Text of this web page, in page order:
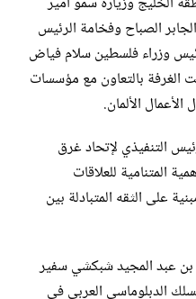
الصباح وفخامة الرئيس
وزراء فلسطين سلام فياض
الغرفة بالتعاون مع ‏مؤسسات
الألمان.
التنفيذي لإتحاد غرق
المتنامية للعلاقات
على الثقه المتبادلة بين
بن عبد المجيد شبكشي سفير
الدبلوماسي ‏العربي في